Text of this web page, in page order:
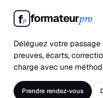
fp formateurpro
Déléguez votre passage
preuves, écarts,
charge avec une
Prendre rendez-vous